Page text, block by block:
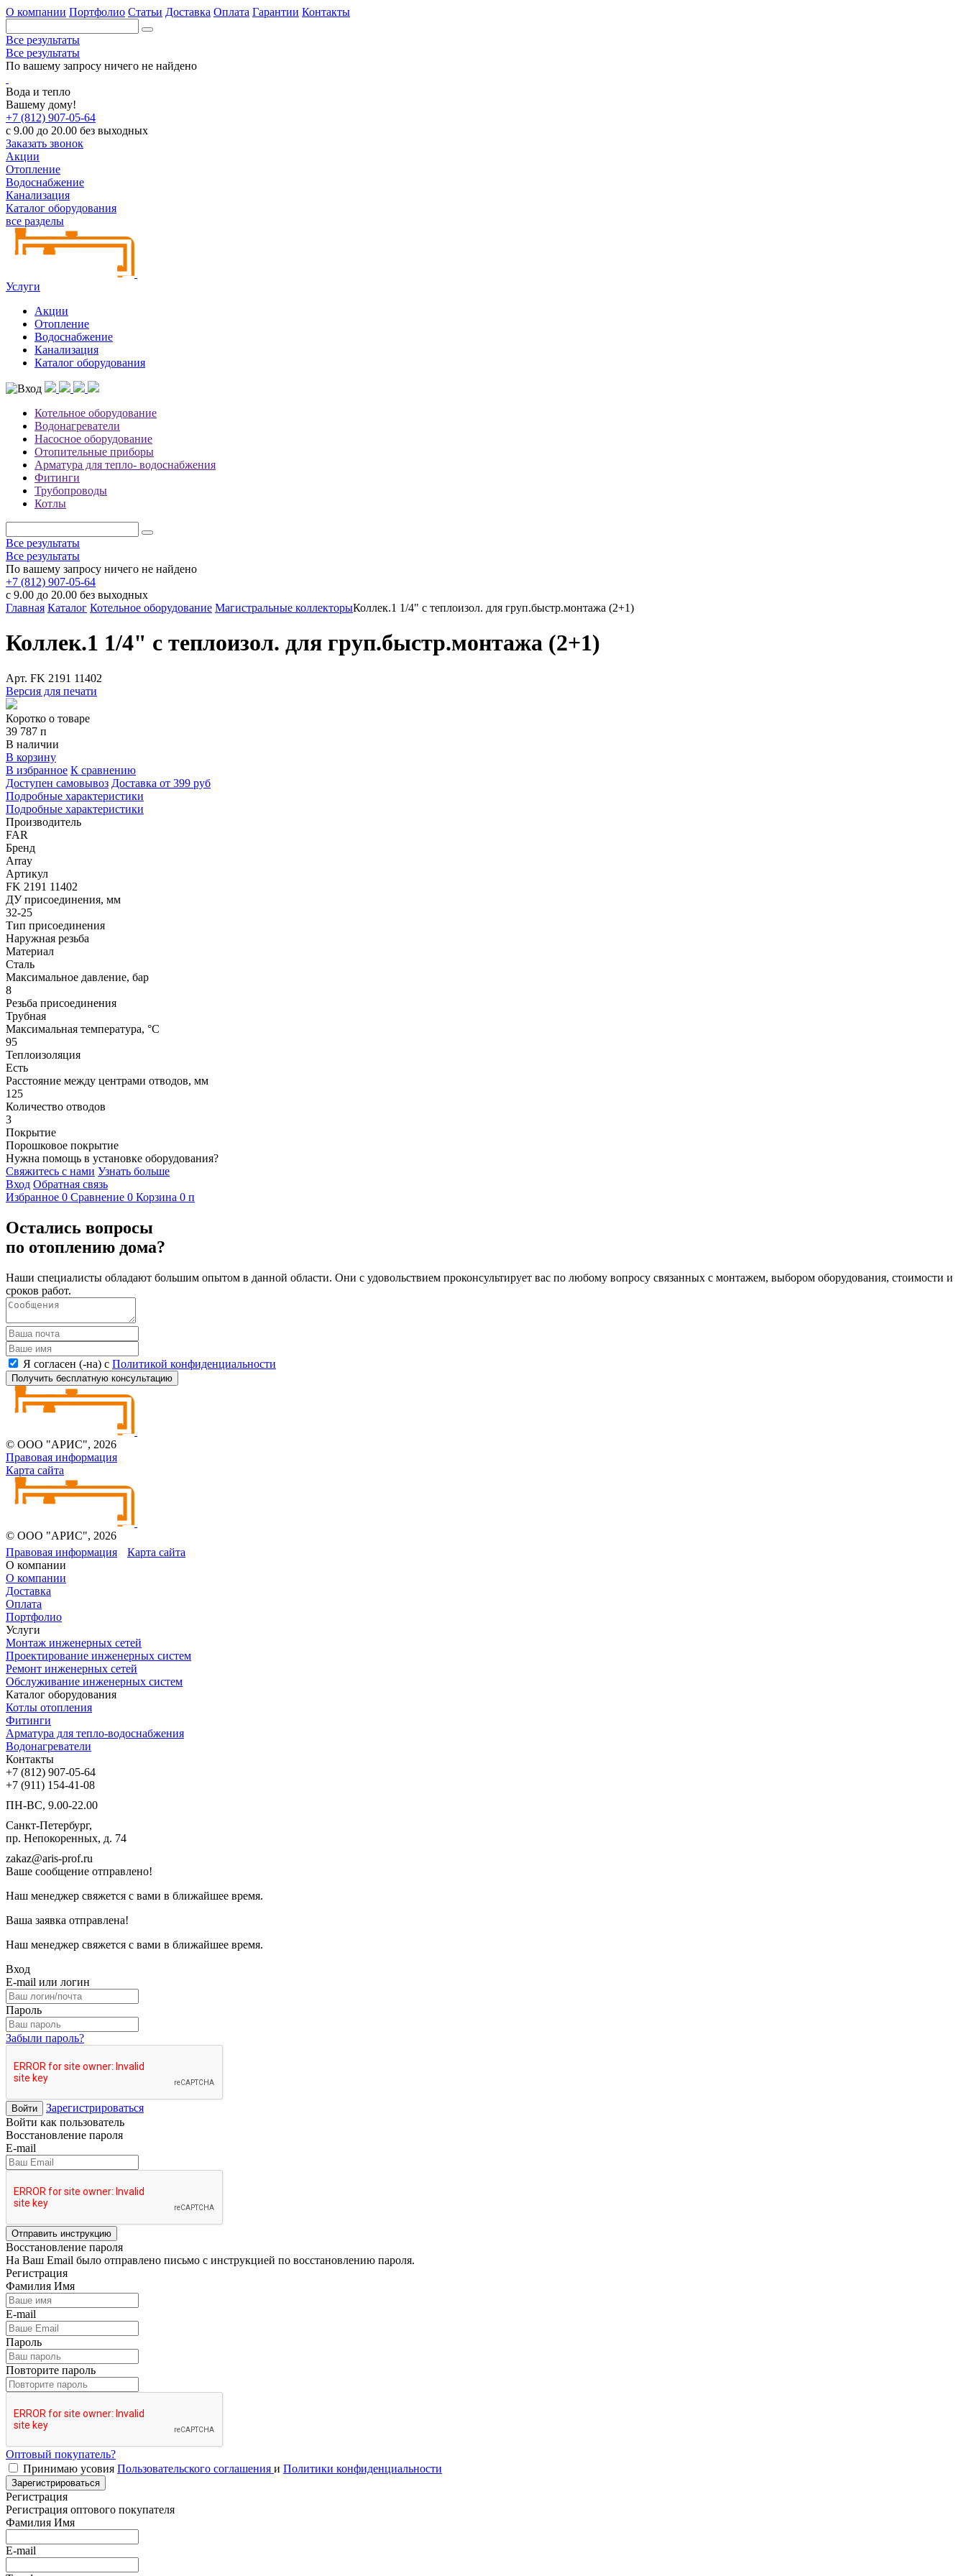
О компании Портфолио Статьи Доставка Оплата Гарантии Контакты
Все результаты
Все результаты
По вашему запросу ничего не найдено
Вода и тепло
Вашему дому!
+7 (812) 907-05-64
с 9.00 до 20.00 без выходных
Заказать звонок
Акции
Отопление
Водоснабжение
Канализация
Каталог оборудования
все разделы
Услуги
Акции
Отопление
Водоснабжение
Канализация
Каталог оборудования
Котельное оборудование
Водонагреватели
Насосное оборудование
Отопительные приборы
Арматура для тепло- водоснабжения
Фитинги
Трубопроводы
Котлы
Все результаты
Все результаты
По вашему запросу ничего не найдено
+7 (812) 907-05-64
с 9.00 до 20.00 без выходных
Главная Каталог Котельное оборудование Магистральные коллекторыКоллек.1 1/4" с теплоизол. для груп.быстр.монтажа (2+1)
Коллек.1 1/4" с теплоизол. для груп.быстр.монтажа (2+1)
Арт. FK 2191 11402
Версия для печати
Коротко о товаре
39 787 п
В наличии
В корзину
В избранное К сравнению
Доступен самовывоз Доставка от 399 руб
Подробные характеристики
Подробные характеристики
Производитель
FAR
Бренд
Array
Артикул
FK 2191 11402
ДУ присоединения, мм
32-25
Тип присоединения
Наружная резьба
Материал
Сталь
Максимальное давление, бар
8
Резьба присоединения
Трубная
Максимальная температура, °С
95
Теплоизоляция
Есть
Расстояние между центрами отводов, мм
125
Количество отводов
3
Покрытие
Порошковое покрытие
Нужна помощь в установке оборудования?
Свяжитесь с нами Узнать больше
Вход Обратная связь
Избранное 0 Сравнение 0 Корзина 0 п
Остались вопросы
по отоплению дома?
Наши специалисты обладают большим опытом в данной области. Они с удовольствием проконсультирует вас по любому вопросу связанных с монтажем, выбором оборудования, стоимости и
сроков работ.
Я согласен (-на) с Политикой конфиденциальности
Получить бесплатную консультацию
© ООО "АРИС", 2026
Правовая информация
Карта сайта
© ООО "АРИС", 2026
Правовая информация
Карта сайта
О компании
О компании
Доставка
Оплата
Портфолио
Услуги
Монтаж инженерных сетей
Проектирование инженерных систем
Ремонт инженерных сетей
Обслуживание инженерных систем
Каталог оборудования
Котлы отопления
Фитинги
Арматура для тепло-водоснабжения
Водонагреватели
Контакты
+7 (812) 907-05-64
+7 (911) 154-41-08
ПН-ВС, 9.00-22.00
Санкт-Петербург,
пр. Непокоренных, д. 74
zakaz@aris-prof.ru
Ваше сообщение отправлено!
Наш менеджер свяжется с вами в ближайшее время.
Ваша заявка отправлена!
Наш менеджер свяжется с вами в ближайшее время.
Вход
E-mail или логин
Пароль
Забыли пароль?
Войти
Зарегистрироваться
Войти как пользователь
Восстановление пароля
E-mail
Отправить инструкцию
Восстановление пароля
На Ваш Email было отправлено письмо с инструкцией по восстановлению пароля.
Регистрация
Фамилия Имя
E-mail
Пароль
Повторите пароль
Оптовый покупатель?
Принимаю усовия Пользовательского соглашения и Политики конфиденциальности
Зарегистрироваться
Регистрация
Регистрация оптового покупателя
Фамилия Имя
E-mail